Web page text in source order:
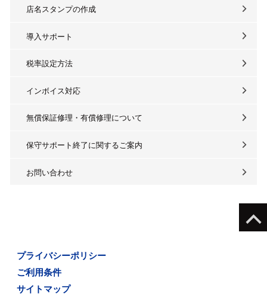
店名スタンプの作成
導入サポート
税率設定方法
インボイス対応
無償保証修理・有償修理について
保守サポート終了に関するご案内
お問い合わせ
プライバシーポリシー
ご利用条件
サイトマップ